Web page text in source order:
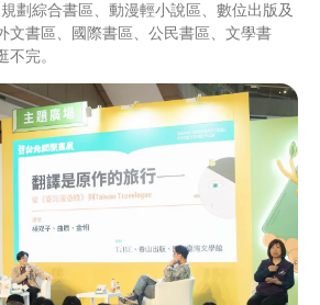
劃綜合書區、動漫輕小說區、數位出版及
文書區、國際書區、公民書區、文學書
完。